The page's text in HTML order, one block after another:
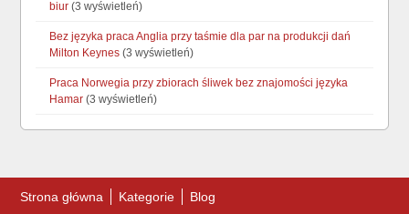
biur (3 wyświetleń)
Bez języka praca Anglia przy taśmie dla par na produkcji dań
Milton Keynes (3 wyświetleń)
Praca Norwegia przy zbiorach śliwek bez znajomości języka
Hamar (3 wyświetleń)
Strona główna Kategorie Blog